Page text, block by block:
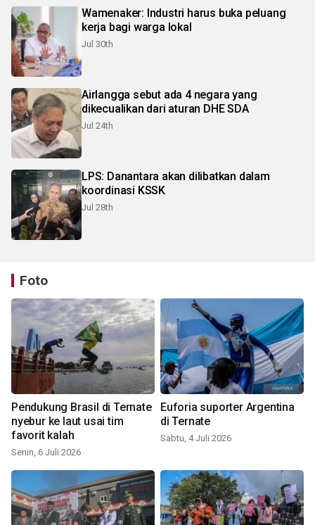
Wamenaker: Industri harus buka peluang
kerja bagi warga lokal
Jul 30th
Airlangga sebut ada 4 negara yang
dikecualikan dari aturan DHE SDA
Jul 24th
LPS: Danantara akan dilibatkan dalam
koordinasi KSSK
Jul 28th
Foto
Pendukung Brasil di Ternate
nyebur ke laut usai tim
favorit kalah
Senin, 6 Juli 2026
Euforia suporter Argentina
di Ternate
Sabtu, 4 Juli 2026